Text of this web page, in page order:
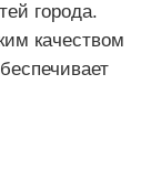
города.
качеством